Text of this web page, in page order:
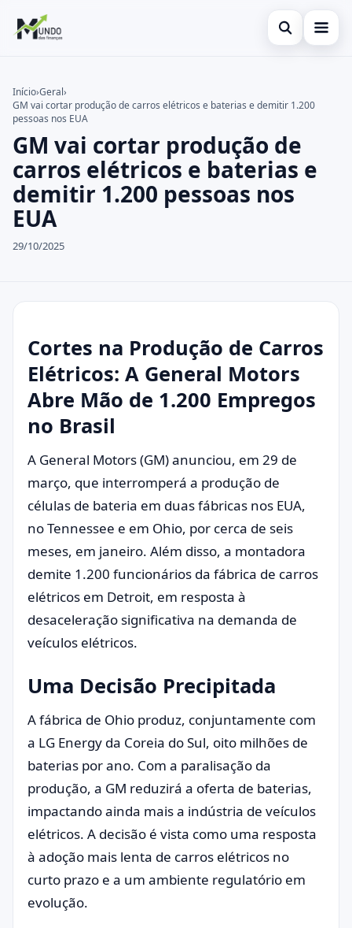
Abrir busca
Economia
Finanças
Buscar no site
Buscar por:
Pressione Enter para buscar ou ESC para fechar.
Início›Geral›
GM vai cortar produção de carros elétricos e baterias e demitir 1.200
pessoas nos EUA
GM vai cortar produção de
carros elétricos e baterias e
demitir 1.200 pessoas nos
EUA
29/10/2025
Cortes na Produção de Carros
Elétricos: A General Motors
Abre Mão de 1.200 Empregos
no Brasil
A General Motors (GM) anunciou, em 29 de
março, que interromperá a produção de
células de bateria em duas fábricas nos EUA,
no Tennessee e em Ohio, por cerca de seis
meses, em janeiro. Além disso, a montadora
demite 1.200 funcionários da fábrica de carros
elétricos em Detroit, em resposta à
desaceleração significativa na demanda de
veículos elétricos.
Uma Decisão Precipitada
A fábrica de Ohio produz, conjuntamente com
a LG Energy da Coreia do Sul, oito milhões de
baterias por ano. Com a paralisação da
produção, a GM reduzirá a oferta de baterias,
impactando ainda mais a indústria de veículos
elétricos. A decisão é vista como uma resposta
à adoção mais lenta de carros elétricos no
curto prazo e a um ambiente regulatório em
evolução.